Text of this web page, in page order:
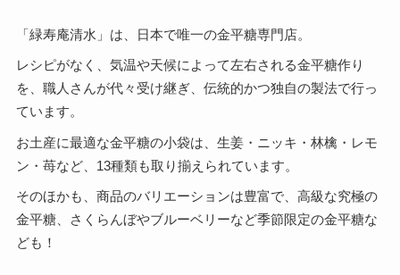
「緑寿庵清水」は、日本で唯一の金平糖専門店。
レシピがなく、気温や天候によって左右される金平糖作り
を、職人さんが代々受け継ぎ、伝統的かつ独自の製法で行っ
ています。
お土産に最適な金平糖の小袋は、生姜・ニッキ・林檎・レモ
ン・苺など、13種類も取り揃えられています。
そのほかも、商品のバリエーションは豊富で、高級な究極の
金平糖、さくらんぼやブルーベリーなど季節限定の金平糖な
ども！